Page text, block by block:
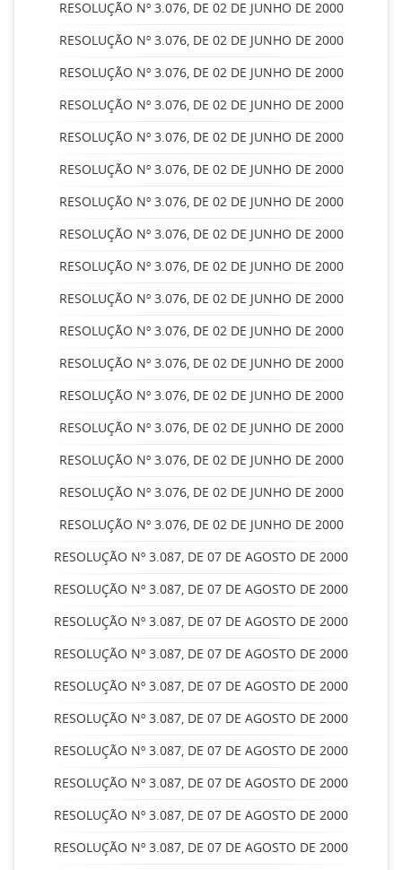
RESOLUÇÃO Nº 3.076, DE 02 DE JUNHO DE 2000
RESOLUÇÃO Nº 3.076, DE 02 DE JUNHO DE 2000
RESOLUÇÃO Nº 3.076, DE 02 DE JUNHO DE 2000
RESOLUÇÃO Nº 3.076, DE 02 DE JUNHO DE 2000
RESOLUÇÃO Nº 3.076, DE 02 DE JUNHO DE 2000
RESOLUÇÃO Nº 3.076, DE 02 DE JUNHO DE 2000
RESOLUÇÃO Nº 3.076, DE 02 DE JUNHO DE 2000
RESOLUÇÃO Nº 3.076, DE 02 DE JUNHO DE 2000
RESOLUÇÃO Nº 3.076, DE 02 DE JUNHO DE 2000
RESOLUÇÃO Nº 3.076, DE 02 DE JUNHO DE 2000
RESOLUÇÃO Nº 3.076, DE 02 DE JUNHO DE 2000
RESOLUÇÃO Nº 3.076, DE 02 DE JUNHO DE 2000
RESOLUÇÃO Nº 3.076, DE 02 DE JUNHO DE 2000
RESOLUÇÃO Nº 3.076, DE 02 DE JUNHO DE 2000
RESOLUÇÃO Nº 3.076, DE 02 DE JUNHO DE 2000
RESOLUÇÃO Nº 3.076, DE 02 DE JUNHO DE 2000
RESOLUÇÃO Nº 3.076, DE 02 DE JUNHO DE 2000
RESOLUÇÃO Nº 3.087, DE 07 DE AGOSTO DE 2000
RESOLUÇÃO Nº 3.087, DE 07 DE AGOSTO DE 2000
RESOLUÇÃO Nº 3.087, DE 07 DE AGOSTO DE 2000
RESOLUÇÃO Nº 3.087, DE 07 DE AGOSTO DE 2000
RESOLUÇÃO Nº 3.087, DE 07 DE AGOSTO DE 2000
RESOLUÇÃO Nº 3.087, DE 07 DE AGOSTO DE 2000
RESOLUÇÃO Nº 3.087, DE 07 DE AGOSTO DE 2000
RESOLUÇÃO Nº 3.087, DE 07 DE AGOSTO DE 2000
RESOLUÇÃO Nº 3.087, DE 07 DE AGOSTO DE 2000
RESOLUÇÃO Nº 3.087, DE 07 DE AGOSTO DE 2000